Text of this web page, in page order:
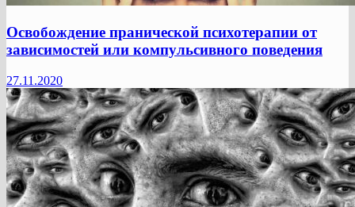
Освобождение пранической психотерапии от
зависимостей или компульсивного поведения
27.11.2020